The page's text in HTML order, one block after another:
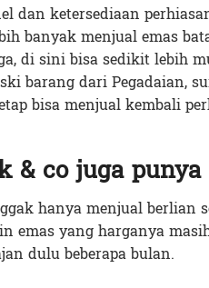
dan ketersediaan
banyak menjual emas
di sini bisa sedikit lebih
barang dari Pegadaian,
bisa menjual kembali
& co juga
hanya menjual berlian
emas yang harganya
dulu beberapa bulan.